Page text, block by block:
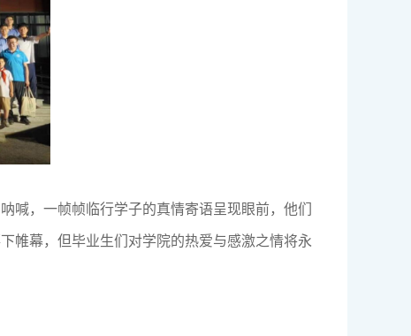
喊，一帧帧临行学子的真情寄语呈现眼前，他们
帷幕，但毕业生们对学院的热爱与感激之情将永